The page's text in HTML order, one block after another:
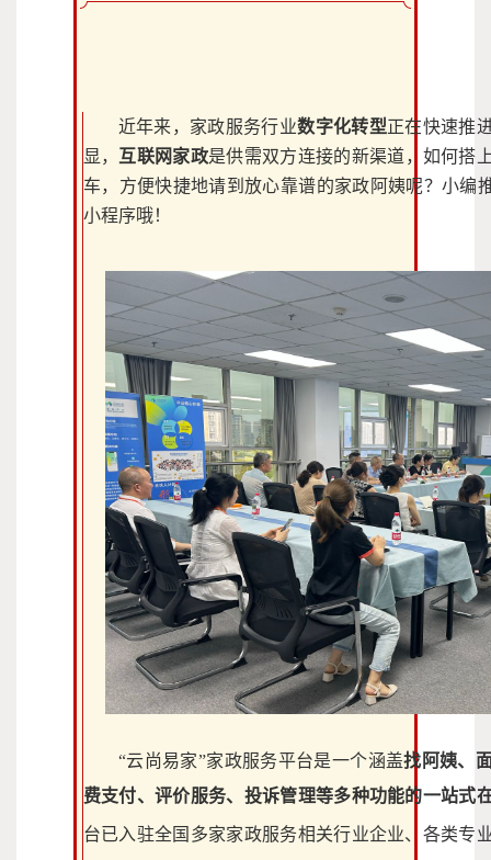
近年来，家政服务行业数字化转型正在快速推
显， 互联网家政是供需双方连接的新渠道，如何搭
车，方便快捷地请到放心靠谱的家政阿姨呢？小编
小程序哦！
“云尚易家”家政服务平台是一个涵盖找阿姨、
费支付、评价服务、投诉管理等多种功能的一站式
台已入驻全国多家家政服务相关行业企业、 各类专